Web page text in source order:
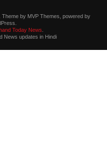
by MVP Themes, powered by
Today News
News updates in Hindi